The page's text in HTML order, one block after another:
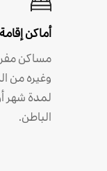
أماكن
مساكن
وغيره من
لمدة شهر
الباطن.